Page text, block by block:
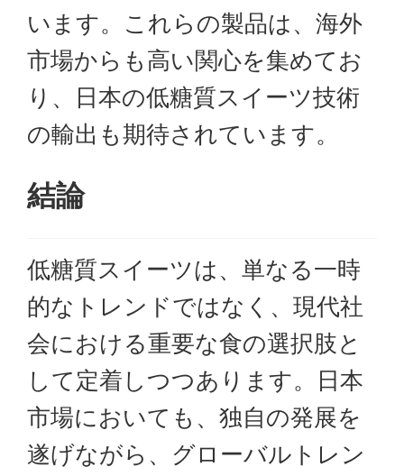
います。これらの製品は、海外
市場からも高い関心を集めてお
り、日本の低糖質スイーツ技術
の輸出も期待されています。
結論
低糖質スイーツは、単なる一時
的なトレンドではなく、現代社
会における重要な食の選択肢と
して定着しつつあります。日本
市場においても、独自の発展を
遂げながら、グローバルトレン